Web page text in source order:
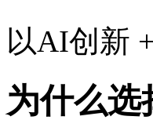
以AI创新
为什么选